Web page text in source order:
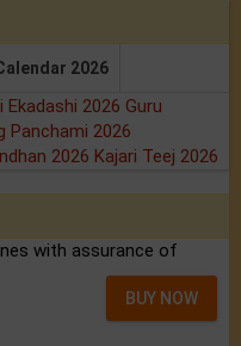
2026
Ekadashi 2026 Guru
Panchami 2026
2026 Kajari Teej 2026
with assurance of
BUY NOW